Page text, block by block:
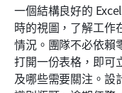
一個結構良好的
時的視圖，了解工作
情況。團隊不必依賴
打開一份表格，即可
及哪些需要關注。設